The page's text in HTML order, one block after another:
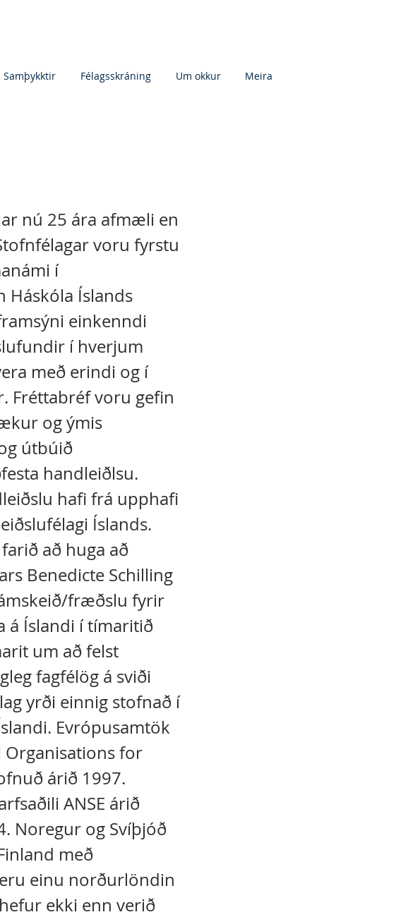
Samþykktir Félagsskráning Um okkur Meira
nú 25 ára afmæli en
voru fyrstu
í
Íslands
einkenndi
í hverjum
með erindi og í
voru gefin
og ýmis
útbúið
handleiðlsu.
hafi frá upphafi
Íslands.
að huga að
Benedicte Schilling
fræðslu fyrir
á Íslandi í tímaritið
um að felst
fagfélög á sviði
yrði einnig stofnað í
Evrópusamtök
Organisations for
árið 1997.
ANSE árið
Noregur og Svíþjóð
með
einu norðurlöndin
ekki enn verið